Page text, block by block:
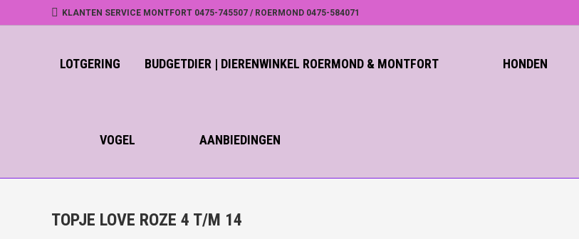
KLANTEN SERVICE MONTFORT 0475-745507 / ROERMOND 0475-584071
LOTGERING BUDGETDIER | DIERENWINKEL ROERMOND & MONTFORT HONDEN
VOGEL AANBIEDINGEN
TOPJE LOVE ROZE 4 T/M 14